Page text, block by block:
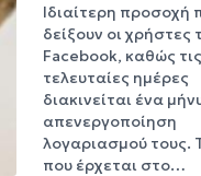
Ιδιαίτερη προσοχή
δείξουν οι χρήστες
Facebook, καθώς τις
τελευταίες ημέρες
διακινείται ένα
απενεργοποίηση
λογαριασμού τους.
που έρχεται στο…